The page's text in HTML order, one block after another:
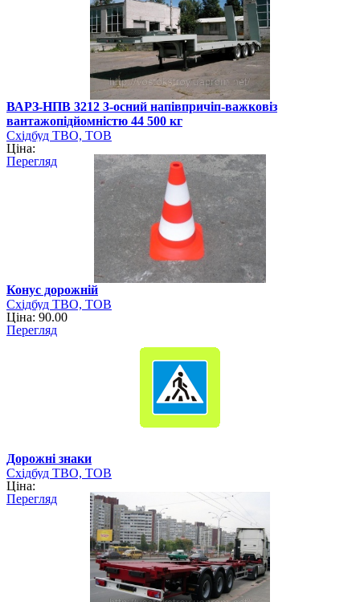
ВАРЗ-НПВ 3212 3-осний напівпричіп-важковіз
вантажопідйомністю 44 500 кг
Східбуд ТВО, ТОВ
Ціна:
Перегляд
Конус дорожній
Східбуд ТВО, ТОВ
Ціна: 90.00
Перегляд
Дорожні знаки
Східбуд ТВО, ТОВ
Ціна:
Перегляд